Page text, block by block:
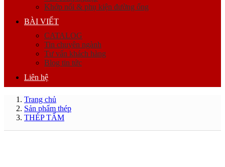
Khớp nối & phụ kiện đường ống
BÀI VIẾT
CATALOG
Tin chuyên ngành
Tư vấn khách hàng
Blog tin tức
Liên hệ
Trang chủ
Sản phẩm thép
THÉP TẤM